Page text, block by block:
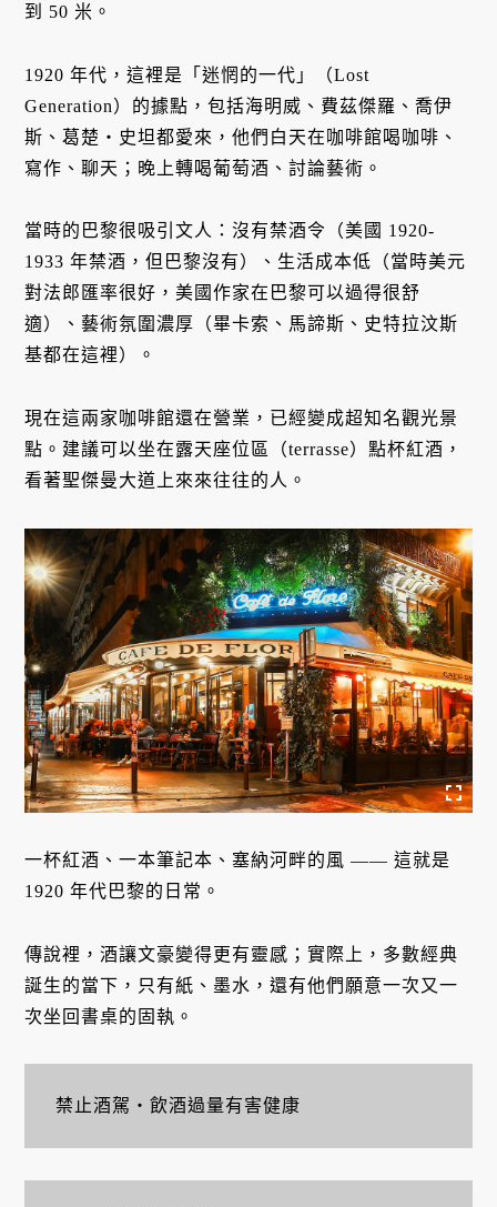
到 50 米。
1920 年代，這裡是「迷惘的一代」（Lost
Generation）的據點，包括海明威、費茲傑羅、喬伊
斯、葛楚・史坦都愛來，他們白天在咖啡館喝咖啡、
寫作、聊天；晚上轉喝葡萄酒、討論藝術。
當時的巴黎很吸引文人：沒有禁酒令（美國 1920-
1933 年禁酒，但巴黎沒有）、生活成本低（當時美元
對法郎匯率很好，美國作家在巴黎可以過得很舒
適）、藝術氛圍濃厚（畢卡索、馬諦斯、史特拉汶斯
基都在這裡）。
現在這兩家咖啡館還在營業，已經變成超知名觀光景
點。建議可以坐在露天座位區（terrasse）點杯紅酒，
看著聖傑曼大道上來來往往的人。
一杯紅酒、一本筆記本、塞納河畔的風 —— 這就是
1920 年代巴黎的日常。
傳說裡，酒讓文豪變得更有靈感；實際上，多數經典
誕生的當下，只有紙、墨水，還有他們願意一次又一
次坐回書桌的固執。
禁止酒駕・飲酒過量有害健康